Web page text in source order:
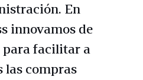
En
innovamos de
facilitar a
las compras